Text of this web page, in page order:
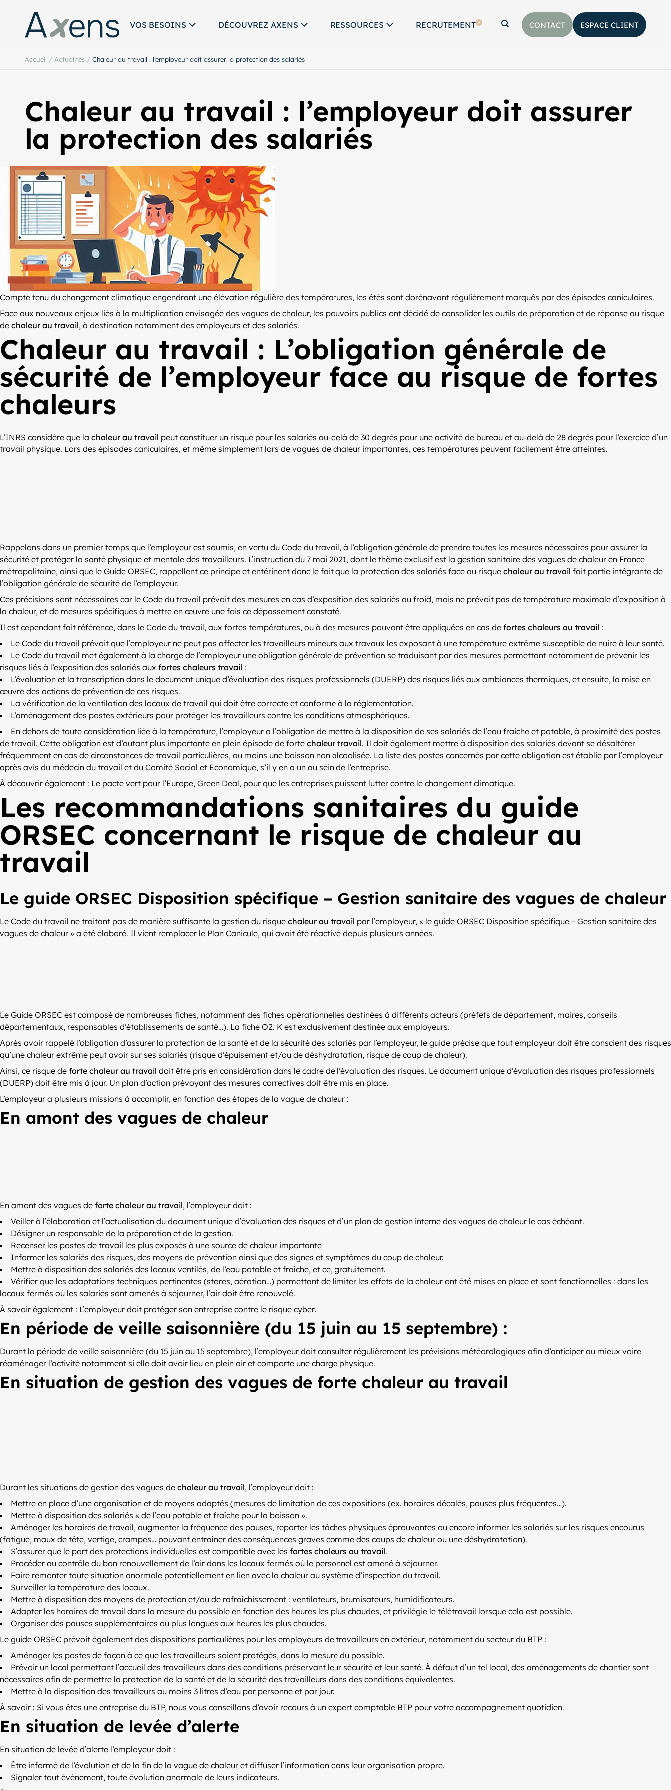
VOS BESOINS DÉCOUVREZ AXENS RESSOURCES RECRUTEMENT 3
Afficher la barre de recherche
CONTACT ESPACE CLIENT
Accueil / Actualités / Chaleur au travail : l’employeur doit assurer la protection des salariés
Chaleur au travail : l’employeur doit assurer
la protection des salariés
Compte tenu du changement climatique engendrant une élévation régulière des températures, les étés sont dorénavant régulièrement marqués par des épisodes caniculaires.
Face aux nouveaux enjeux liés à la multiplication envisagée des vagues de chaleur, les pouvoirs publics ont décidé de consolider les outils de préparation et de réponse au risque
de chaleur au travail, à destination notamment des employeurs et des salariés.
Chaleur au travail : L’obligation générale de
sécurité de l’employeur face au risque de fortes
chaleurs
L’INRS considère que la chaleur au travail peut constituer un risque pour les salariés au-delà de 30 degrés pour une activité de bureau et au-delà de 28 degrés pour l’exercice d’un
travail physique. Lors des épisodes caniculaires, et même simplement lors de vagues de chaleur importantes, ces températures peuvent facilement être atteintes.
Rappelons dans un premier temps que l’employeur est soumis, en vertu du Code du travail, à l’obligation générale de prendre toutes les mesures nécessaires pour assurer la
sécurité et protéger la santé physique et mentale des travailleurs. L’instruction du 7 mai 2021, dont le thème exclusif est la gestion sanitaire des vagues de chaleur en France
métropolitaine, ainsi que le Guide ORSEC, rappellent ce principe et entérinent donc le fait que la protection des salariés face au risque chaleur au travail fait partie intégrante de
l’obligation générale de sécurité de l’employeur.
Ces précisions sont nécessaires car le Code du travail prévoit des mesures en cas d’exposition des salariés au froid, mais ne prévoit pas de température maximale d’exposition à
la chaleur, et de mesures spécifiques à mettre en œuvre une fois ce dépassement constaté.
Il est cependant fait référence, dans le Code du travail, aux fortes températures, ou à des mesures pouvant être appliquées en cas de fortes chaleurs au travail :
Le Code du travail prévoit que l’employeur ne peut pas affecter les travailleurs mineurs aux travaux les exposant à une température extrême susceptible de nuire à leur santé.
Le Code du travail met également à la charge de l’employeur une obligation générale de prévention se traduisant par des mesures permettant notamment de prévenir les
risques liés à l’exposition des salariés aux fortes chaleurs travail :
L’évaluation et la transcription dans le document unique d’évaluation des risques professionnels (DUERP) des risques liés aux ambiances thermiques, et ensuite, la mise en
œuvre des actions de prévention de ces risques.
La vérification de la ventilation des locaux de travail qui doit être correcte et conforme à la réglementation.
L’aménagement des postes extérieurs pour protéger les travailleurs contre les conditions atmosphériques.
En dehors de toute considération liée à la température, l’employeur a l’obligation de mettre à la disposition de ses salariés de l’eau fraiche et potable, à proximité des postes
de travail. Cette obligation est d’autant plus importante en plein épisode de forte chaleur travail. Il doit également mettre à disposition des salariés devant se désaltérer
fréquemment en cas de circonstances de travail particulières, au moins une boisson non alcoolisée. La liste des postes concernés par cette obligation est établie par l’employeur
après avis du médecin du travail et du Comité Social et Economique, s’il y en a un au sein de l’entreprise.
À découvrir également : Le pacte vert pour l’Europe, Green Deal, pour que les entreprises puissent lutter contre le changement climatique.
Les recommandations sanitaires du guide
ORSEC concernant le risque de chaleur au
travail
Le guide ORSEC Disposition spécifique – Gestion sanitaire des vagues de chaleur
Le Code du travail ne traitant pas de manière suffisante la gestion du risque chaleur au travail par l’employeur, « le guide ORSEC Disposition spécifique – Gestion sanitaire des
vagues de chaleur » a été élaboré. Il vient remplacer le Plan Canicule, qui avait été réactivé depuis plusieurs années.
Le Guide ORSEC est composé de nombreuses fiches, notamment des fiches opérationnelles destinées à différents acteurs (préfets de département, maires, conseils
départementaux, responsables d’établissements de santé…). La fiche O2. K est exclusivement destinée aux employeurs.
Après avoir rappelé l’obligation d’assurer la protection de la santé et de la sécurité des salariés par l’employeur, le guide précise que tout employeur doit être conscient des risques
qu’une chaleur extrême peut avoir sur ses salariés (risque d’épuisement et/ou de déshydratation, risque de coup de chaleur).
Ainsi, ce risque de forte chaleur au travail doit être pris en considération dans le cadre de l’évaluation des risques. Le document unique d’évaluation des risques professionnels
(DUERP) doit être mis à jour. Un plan d’action prévoyant des mesures correctives doit être mis en place.
L’employeur a plusieurs missions à accomplir, en fonction des étapes de la vague de chaleur :
En amont des vagues de chaleur
En amont des vagues de forte chaleur au travail, l’employeur doit :
Veiller à l’élaboration et l’actualisation du document unique d’évaluation des risques et d’un plan de gestion interne des vagues de chaleur le cas échéant.
Désigner un responsable de la préparation et de la gestion.
Recenser les postes de travail les plus exposés à une source de chaleur importante
Informer les salariés des risques, des moyens de prévention ainsi que des signes et symptômes du coup de chaleur.
Mettre à disposition des salariés des locaux ventilés, de l’eau potable et fraîche, et ce, gratuitement.
Vérifier que les adaptations techniques pertinentes (stores, aération…) permettant de limiter les effets de la chaleur ont été mises en place et sont fonctionnelles : dans les
locaux fermés où les salariés sont amenés à séjourner, l’air doit être renouvelé.
À savoir également : L’employeur doit protéger son entreprise contre le risque cyber.
En période de veille saisonnière (du 15 juin au 15 septembre) :
Durant la période de veille saisonnière (du 15 juin au 15 septembre), l’employeur doit consulter régulièrement les prévisions météorologiques afin d’anticiper au mieux voire
réaménager l’activité notamment si elle doit avoir lieu en plein air et comporte une charge physique.
En situation de gestion des vagues de forte chaleur au travail
Durant les situations de gestion des vagues de chaleur au travail, l’employeur doit :
Mettre en place d’une organisation et de moyens adaptés (mesures de limitation de ces expositions (ex. horaires décalés, pauses plus fréquentes…).
Mettre à disposition des salariés « de l’eau potable et fraîche pour la boisson ».
Aménager les horaires de travail, augmenter la fréquence des pauses, reporter les tâches physiques éprouvantes ou encore informer les salariés sur les risques encourus
(fatigue, maux de tête, vertige, crampes… pouvant entraîner des conséquences graves comme des coups de chaleur ou une déshydratation).
S’assurer que le port des protections individuelles est compatible avec les fortes chaleurs au travail.
Procéder au contrôle du bon renouvellement de l’air dans les locaux fermés où le personnel est amené à séjourner.
Faire remonter toute situation anormale potentiellement en lien avec la chaleur au système d’inspection du travail.
Surveiller la température des locaux.
Mettre à disposition des moyens de protection et/ou de rafraîchissement : ventilateurs, brumisateurs, humidificateurs.
Adapter les horaires de travail dans la mesure du possible en fonction des heures les plus chaudes, et privilégie le télétravail lorsque cela est possible.
Organiser des pauses supplémentaires ou plus longues aux heures les plus chaudes.
Le guide ORSEC prévoit également des dispositions particulières pour les employeurs de travailleurs en extérieur, notamment du secteur du BTP :
Aménager les postes de façon à ce que les travailleurs soient protégés, dans la mesure du possible.
Prévoir un local permettant l’accueil des travailleurs dans des conditions préservant leur sécurité et leur santé. À défaut d’un tel local, des aménagements de chantier sont
nécessaires afin de permettre la protection de la santé et de la sécurité des travailleurs dans des conditions équivalentes.
Mettre à la disposition des travailleurs au moins 3 litres d’eau par personne et par jour.
À savoir : Si vous êtes une entreprise du BTP, nous vous conseillons d’avoir recours à un expert comptable BTP pour votre accompagnement quotidien.
En situation de levée d’alerte
En situation de levée d’alerte l’employeur doit :
Être informé de l’évolution et de la fin de la vague de chaleur et diffuser l’information dans leur organisation propre.
Signaler tout évènement, toute évolution anormale de leurs indicateurs.